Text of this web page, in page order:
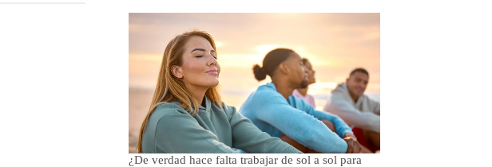
¿De verdad hace falta trabajar de sol a sol para